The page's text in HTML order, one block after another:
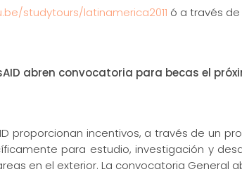
studytours/latinamerica2011 ó a través
abren convocatoria para becas el
proporcionan incentivos, a través de un
para estudio, investigación y
en el exterior. La convocatoria General